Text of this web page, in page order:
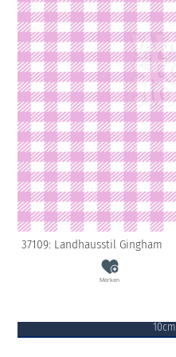
37109: Landhausstil Gingham
Merken
10cm